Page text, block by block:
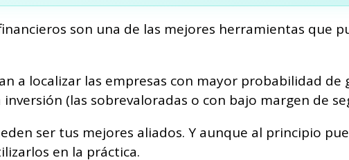
son una de las mejores herramientas que
a localizar las empresas con mayor probabilidad
(las sobrevaloradas o con bajo margen de
ser tus mejores aliados. Y aunque al principio
en la práctica.